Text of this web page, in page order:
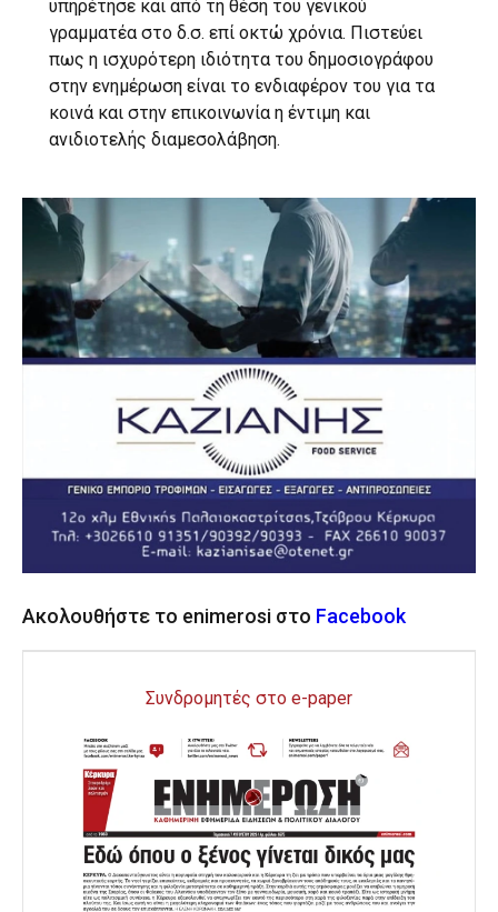
υπηρέτησε και από τη θέση του γενικού
γραμματέα στο δ.σ. επί οκτώ χρόνια. Πιστεύει
πως η ισχυρότερη ιδιότητα του δημοσιογράφου
στην ενημέρωση είναι το ενδιαφέρον του για τα
κοινά και στην επικοινωνία η έντιμη και
ανιδιοτελής διαμεσολάβηση.
Ακολουθήστε το enimerosi στο Facebook
Συνδρομητές στο e-paper